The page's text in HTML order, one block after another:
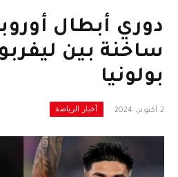
دوري أبطال
ساخنة بين
بولونيا
2 أكتوبر، 2024 أخبار الرياضة